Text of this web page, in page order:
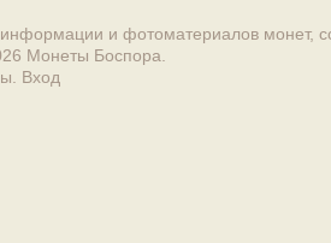
и фотоматериалов монет,
Монеты Боспора
Вход